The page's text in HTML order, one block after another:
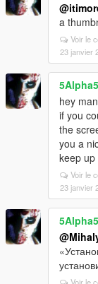
a
Voir le
23 janvier
5Alpha5
hey
if you
the
you a
keep up
Voir le
23 janvier
5Alpha5